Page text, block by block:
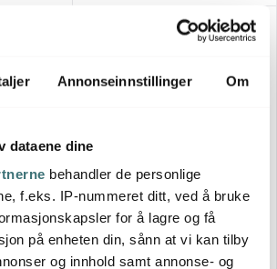
Annonseinnstillinger Om
dataene dine
behandler de personlige
f.eks. IP-nummeret ditt, ved å bruke
for å lagre og få
på enheten din, sånn at vi kan tilby
og innhold samt annonse- og
2 deler
Wmf
Nuova påleggsgaffel 12,5 cm
6 stk
181 kr 279 kr
35%